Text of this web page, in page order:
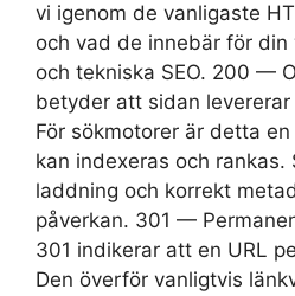
vi igenom de vanligaste
och vad de innebär för
och tekniska SEO. 200 —
betyder att sidan
För sökmotorer är detta
kan indexeras och rankas.
laddning och korrekt
påverkan. 301 —
301 indikerar att en URL
Den överför vanligtvis